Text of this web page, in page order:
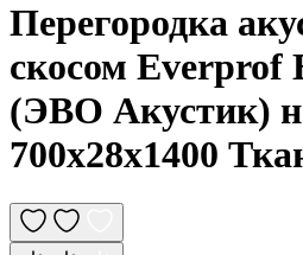
Перегородка
скосом Everprof
(ЭВО Акустик)
700х28х1400